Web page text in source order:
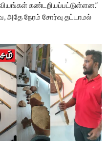
கண்டறியப்பட்டுள்ளன.”
நேரம் சோர்வு தட்டாமல்